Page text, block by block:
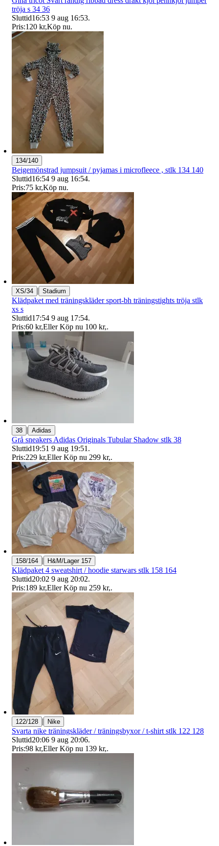
tröja s 34 36
Sluttid16:53 9 aug 16:53.
Pris:120 kr,Köp nu.
134/140
Beigemönstrad jumpsuit / pyjamas i microfleece , stlk 134 140
Sluttid16:54 9 aug 16:54.
Pris:75 kr,Köp nu.
XS/34 | Stadium
Klädpaket med träningskläder sport-bh träningstights tröja stlk
xs s
Sluttid17:54 9 aug 17:54.
Pris:60 kr,Eller Köp nu 100 kr,.
38 | Adidas
Grå sneakers Adidas Originals Tubular Shadow stlk 38
Sluttid19:51 9 aug 19:51 .
Pris:229 kr,Eller Köp nu 299 kr,.
158/164 | H&M/Lager 157
Klädpaket 4 sweatshirt / hoodie starwars stlk 158 164
Sluttid20:02 9 aug 20:02.
Pris:189 kr,Eller Köp nu 259 kr,.
122/128 | Nike
Svarta nike träningskläder / träningsbyxor / t-shirt stlk 122 128
Sluttid20:06 9 aug 20:06.
Pris:98 kr,Eller Köp nu 139 kr,.